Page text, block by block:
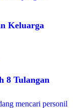
Keluarga
8 Tulangan